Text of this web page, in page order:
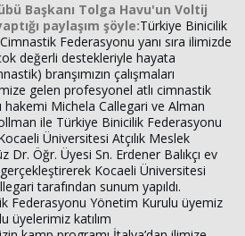
Başkanı Tolga Havu'un Voltij
paylaşım şöyle:Türkiye Binicilik
Federasyonu yanı sıra ilimizde
değerli destekleriyle hayata
branşımızın çalışmaları
gelen profesyonel atlı cimnastik
hakemi Michela Callegari ve Alman
ile Türkiye Binicilik Federasyonu
Üniversitesi Atçılık Meslek
Dr. Öğr. Üyesi Sn. Erdener Balıkçı ev
gerçekleştirerek Kocaeli Üniversitesi
tarafından sunum yapıldı.
Federasyonu Yönetim Kurulu üyemiz
üyelerimiz katılım
Haberin Doğru Adresi.